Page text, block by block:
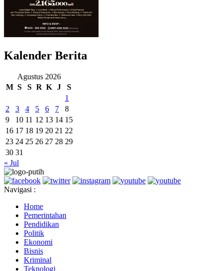
Kalender Berita
Agustus 2026
M S S R K J
S
1
2
3 4 5 6 7
8
9
10 11 12 13 14 15
16 17 18 19 20 21 22
23 24 25 26 27 28 29
30 31
« Jul
Navigasi :
Home
Pemerintahan
Pendidikan
Politik
Ekonomi
Bisnis
Kriminal
Teknologi